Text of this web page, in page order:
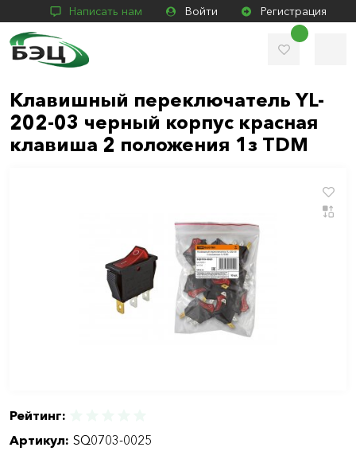
Написать нам Войти Регистрация
Клавишный переключатель YL-
202-03 черный корпус красная
клавиша 2 положения 1з TDM
Рейтинг:
Артикул: SQ0703-0025